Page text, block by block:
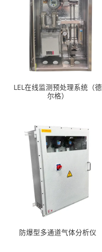
LEL在线监测预处理系统（德
尔格）
防爆型多通道气体分析仪